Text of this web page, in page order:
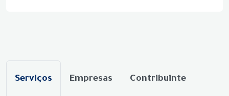
Serviços Empresas Contribuinte